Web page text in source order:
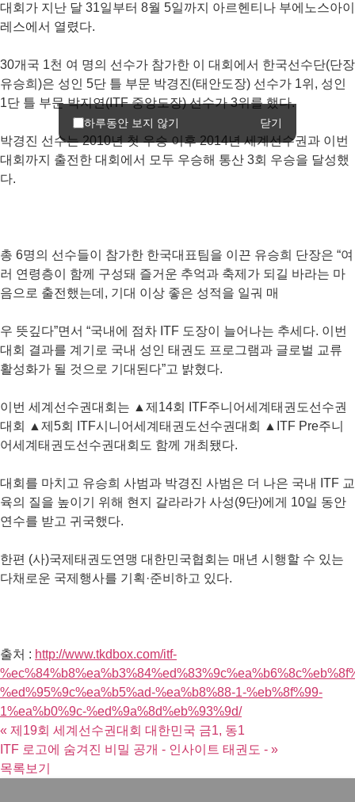
대회가 지난 달 31일부터 8월 5일까지 아르헨티나 부에노스아이
레스에서 열렸다.
30개국 1천 여 명의 선수가 참가한 이 대회에서 한국선수단(단장
유승희)은 성인 5단 틀 부문 박경진(태안도장) 선수가 1위, 성인
1단 틀 부문 박지연(ITF 중앙도장) 선수가 3위를 했다.
박경진 선수는 2010년 첫 우승 이후 2014년 세계선수권과 이번
대회까지 출전한 대회에서 모두 우승해 통산 3회 우승을 달성했
다.
총 6명의 선수들이 참가한 한국대표팀을 이끈 유승희 단장은 “여
러 연령층이 함께 구성돼 즐거운 추억과 축제가 되길 바라는 마
음으로 출전했는데, 기대 이상 좋은 성적을 일궈 매
우 뜻깊다”면서 “국내에 점차 ITF 도장이 늘어나는 추세다. 이번
대회 결과를 계기로 국내 성인 태권도 프로그램과 글로벌 교류
활성화가 될 것으로 기대된다”고 밝혔다.
이번 세계선수권대회는 ▲제14회 ITF주니어세계태권도선수권
대회 ▲제5회 ITF시니어세계태권도선수권대회 ▲ITF Pre주니
어세계태권도선수권대회도 함께 개최됐다.
대회를 마치고 유승희 사범과 박경진 사범은 더 나은 국내 ITF 교
육의 질을 높이기 위해 현지 갈라라가 사성(9단)에게 10일 동안
연수를 받고 귀국했다.
한편 (사)국제태권도연맹 대한민국협회는 매년 시행할 수 있는
다채로운 국제행사를 기획·준비하고 있다.
출처 : http://www.tkdbox.com/itf-
%ed%95%9c%ea%b5%ad-%ea%b8%88-1-%eb%8f%99-
1%ea%b0%9c-%ed%9a%8d%eb%93%9d/
« 제19회 세계선수권대회 대한민국 금1, 동1
ITF 로고에 숨겨진 비밀 공개 - 인사이트 태권도 - »
목록보기
하루동안 보지 않기 닫기